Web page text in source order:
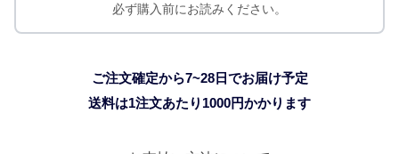
必ず購入前にお読みください。
ご注文確定から7~28日でお届け予定
送料は1注文あたり 1000円かかります